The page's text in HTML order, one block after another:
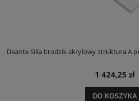
Deante Silia brodzik akrylowy struktura A
1 424,25 zł
DO KOSZYKA